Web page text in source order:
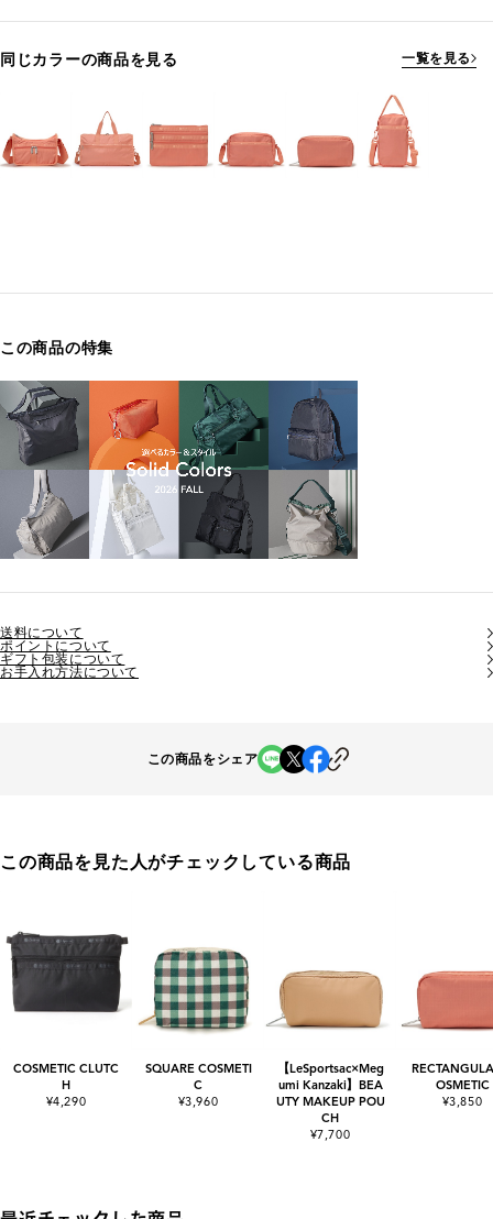
同じカラーの商品を見る 一覧を見る
この商品の特集
送料について
ポイントについて
ギフト包装について
お手入れ方法について
この商品をシェア
この商品を見た人がチェックしている商品
COSMETIC CLUTC
H
¥4,290
SQUARE COSMETI
C
¥3,960
【LeSportsac×Meg
umi Kanzaki】BEA
UTY MAKEUP POU
CH
¥7,700
OSMETIC
¥3,850